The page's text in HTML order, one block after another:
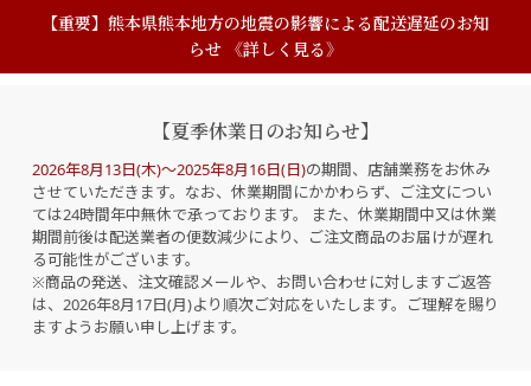
【重要】熊本県熊本地方の地震の影響による配送遅延のお知
らせ 《詳しく見る》
【夏季休業日のお知らせ】
2026年8月13日(木)～2025年8月16日(日)の期間、店舗業務をお休み
させていただきます。なお、休業期間にかかわらず、ご注文につい
ては24時間年中無休で承っております。 また、休業期間中又は休業
期間前後は配送業者の便数減少により、ご注文商品のお届けが遅れ
る可能性がございます。
※商品の発送、注文確認メールや、お問い合わせに対しますご返答
は、2026年8月17日(月)より順次ご対応をいたします。ご理解を賜り
ますようお願い申し上げます。